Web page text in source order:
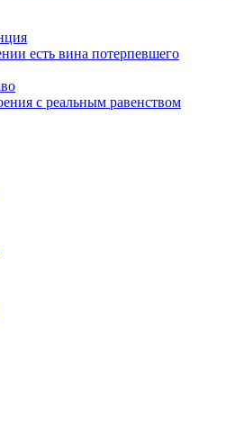
есть вина потерпевшего
с реальным равенством